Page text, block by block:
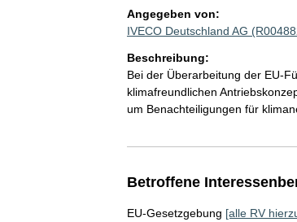
Angegeben von:
IVECO Deutschland AG
Beschreibung:
Bei der Überarbeitung der EU-
klimafreundlichen
um Benachteiligungen für
Betroffene
EU-Gesetzgebung [alle RV